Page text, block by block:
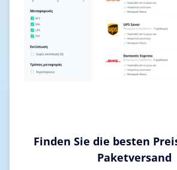
Finden Sie die besten
Paketversand